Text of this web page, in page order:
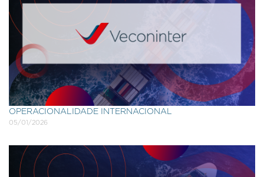
OPERACIONALIDADE INTERNACIONAL
05/01/2026